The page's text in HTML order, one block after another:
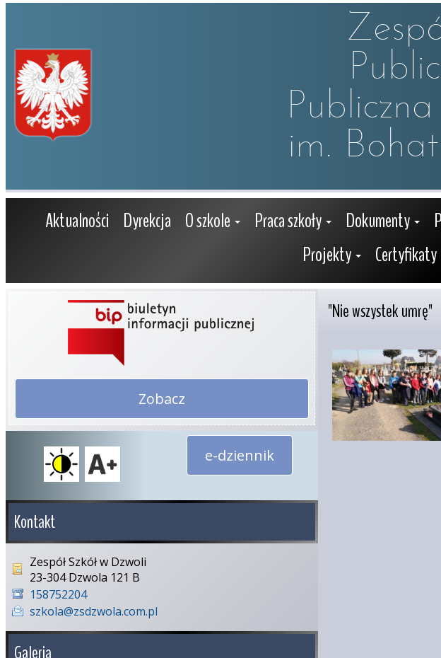
im.
Aktualności Dyrekcja O szkole Praca szkoły Dokumenty
Projekty
Certyfikaty
"Nie wszystek umrę"
Zobacz
e-dziennik
Kontakt
Zespół Szkół w Dzwoli
23-304 Dzwola 121 B
158752204
szkola@zsdzwola.com.pl
Galeria